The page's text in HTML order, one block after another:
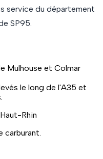
service du département
SP95.
Mulhouse et Colmar
le long de l'A35 et
Rhin
carburant.